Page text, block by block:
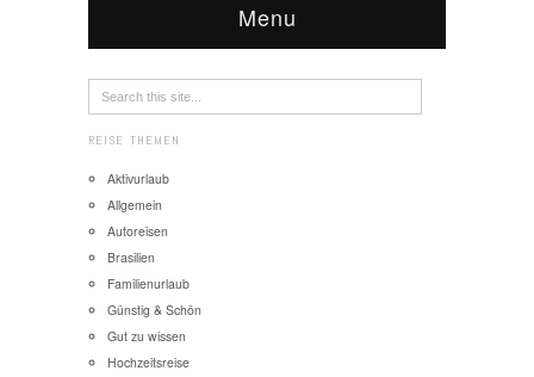
Menu
REISE THEMEN
Aktivurlaub
Allgemein
Autoreisen
Brasilien
Familienurlaub
Günstig & Schön
Gut zu wissen
Hochzeitsreise